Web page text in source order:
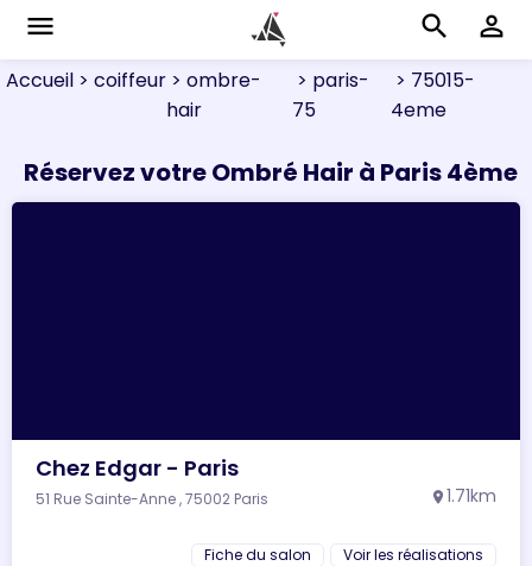
menu search perm_identity
Accueil > coiffeur > ombre-
hair
> paris-
75
> 75015-
4eme
Réservez votre Ombré Hair à Paris 4ème
Chez Edgar - Paris
51 Rue Sainte-Anne , 75002 Paris location_on 1.71km
Fiche du salon Voir les réalisations